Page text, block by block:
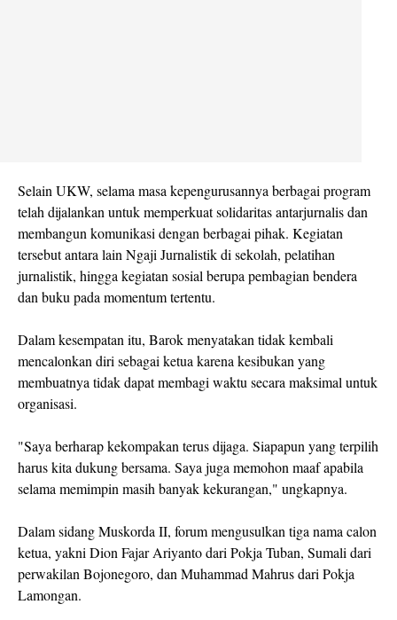
Selain UKW, selama masa kepengurusannya berbagai program
telah dijalankan untuk memperkuat solidaritas antarjurnalis dan
membangun komunikasi dengan berbagai pihak. Kegiatan
tersebut antara lain Ngaji Jurnalistik di sekolah, pelatihan
jurnalistik, hingga kegiatan sosial berupa pembagian bendera
dan buku pada momentum tertentu.
Dalam kesempatan itu, Barok menyatakan tidak kembali
mencalonkan diri sebagai ketua karena kesibukan yang
membuatnya tidak dapat membagi waktu secara maksimal untuk
organisasi.
"Saya berharap kekompakan terus dijaga. Siapapun yang terpilih
harus kita dukung bersama. Saya juga memohon maaf apabila
selama memimpin masih banyak kekurangan," ungkapnya.
Dalam sidang Muskorda II, forum mengusulkan tiga nama calon
ketua, yakni Dion Fajar Ariyanto dari Pokja Tuban, Sumali dari
perwakilan Bojonegoro, dan Muhammad Mahrus dari Pokja
Lamongan.